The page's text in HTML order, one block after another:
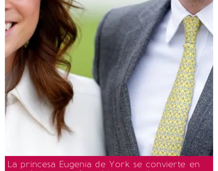
La princesa Eugenia de York se convierte en